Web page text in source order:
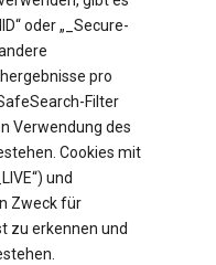
oder „_Secure-
pro
Filter
Verwendung des
Cookies mit
und
Zweck für
zu erkennen und